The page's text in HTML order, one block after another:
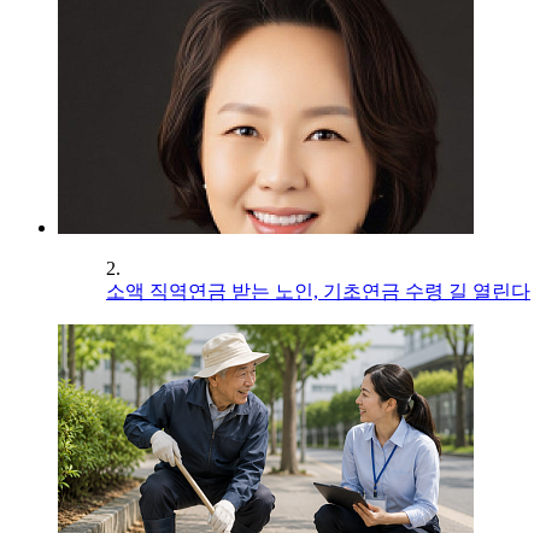
2.
소액 직역연금 받는 노인, 기초연금 수령 길 열린다